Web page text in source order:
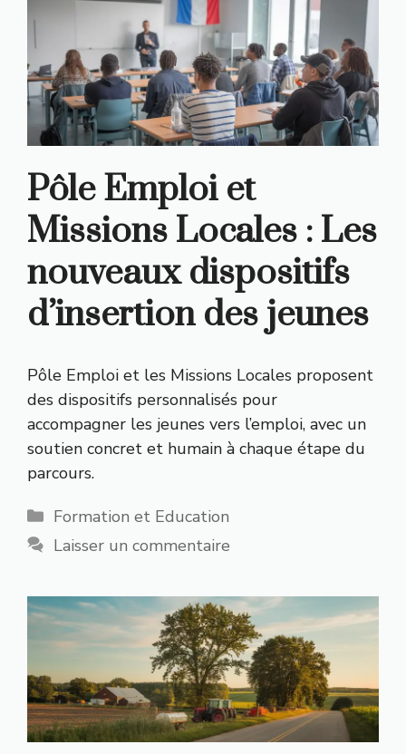
Pôle Emploi et
Missions Locales : Les
nouveaux dispositifs
d’insertion des jeunes
Pôle Emploi et les Missions Locales proposent
des dispositifs personnalisés pour
accompagner les jeunes vers l’emploi, avec un
soutien concret et humain à chaque étape du
parcours.
Catégories
Formation et Education
Laisser un commentaire